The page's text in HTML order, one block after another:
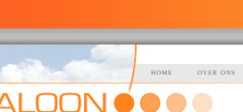
HOME OVER ONS